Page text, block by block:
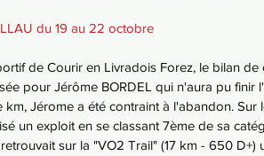
du 19 au 22 octobre
de Courir en Livradois Forez, le bilan
pour Jérôme BORDEL qui n'aura pu
km, Jérome a été contraint à l'abandon.
un exploit en se classant 7ème de sa
sur la "VO2 Trail" (17 km - 650 D+)